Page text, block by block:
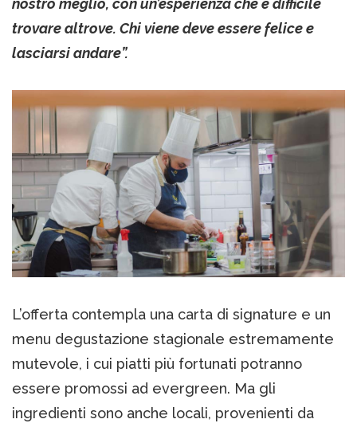
nostro meglio, con un’esperienza che è difficile
trovare altrove. Chi viene deve essere felice e
lasciarsi andare”.
L’offerta contempla una carta di signature e un
menu degustazione stagionale estremamente
mutevole, i cui piatti più fortunati potranno
essere promossi ad evergreen. Ma gli
ingredienti sono anche locali, provenienti da